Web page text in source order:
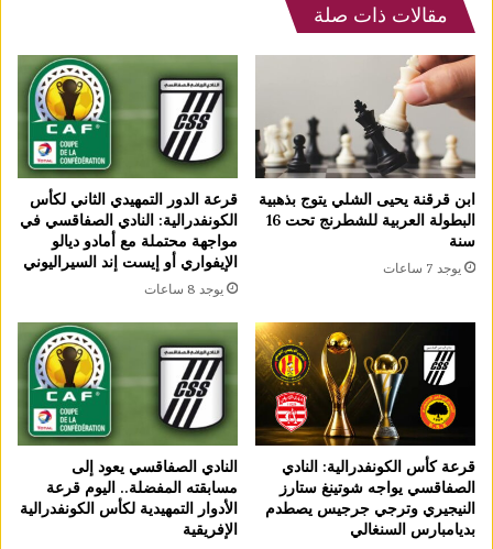
مقالات ذات صلة
ابن قرقنة يحيى الشلي يتوج بذهبية
البطولة العربية للشطرنج تحت 16
سنة
يوجد 7 ساعات
قرعة الدور التمهيدي الثاني لكأس
الكونفدرالية: النادي الصفاقسي في
مواجهة محتملة مع أمادو ديالو
الإيفواري أو إيست إند السيراليوني
يوجد 8 ساعات
قرعة كأس الكونفدرالية: النادي
الصفاقسي يواجه شوتينغ ستارز
النيجيري وترجي جرجيس يصطدم
بديامبارس السنغالي
النادي الصفاقسي يعود إلى
مسابقته المفضلة.. اليوم قرعة
الأدوار التمهيدية لكأس الكونفدرالية
الإفريقية